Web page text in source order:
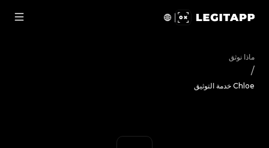
ماذا نوثق
/
Chloe خدمة التوثيق